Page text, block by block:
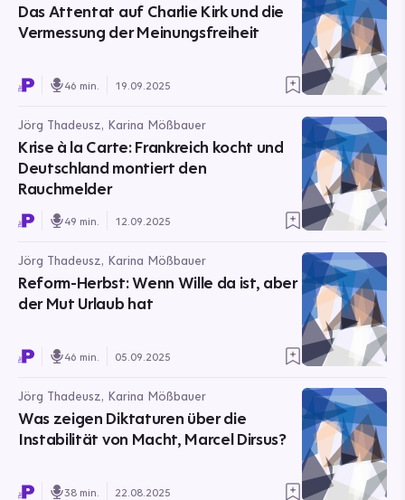
Das Attentat auf Charlie Kirk und die
Vermessung der Meinungsfreiheit
46 min. 19.09.2025
Jörg Thadeusz, Karina Mößbauer
Krise à la Carte: Frankreich kocht und
Deutschland montiert den
Rauchmelder
49 min. 12.09.2025
Jörg Thadeusz, Karina Mößbauer
Reform-Herbst: Wenn Wille da ist, aber
der Mut Urlaub hat
46 min. 05.09.2025
Jörg Thadeusz, Karina Mößbauer
Was zeigen Diktaturen über die
Instabilität von Macht, Marcel Dirsus?
38 min. 22.08.2025